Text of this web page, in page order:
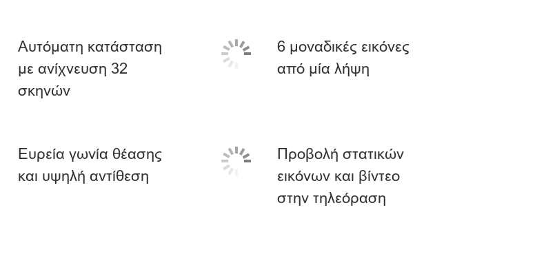
Αυτόματη κατάσταση
με ανίχνευση 32
σκηνών
6 μοναδικές εικόνες
από μία λήψη
Ευρεία γωνία θέασης
και υψηλή αντίθεση
Προβολή στατικών
εικόνων και βίντεο
στην τηλεόραση